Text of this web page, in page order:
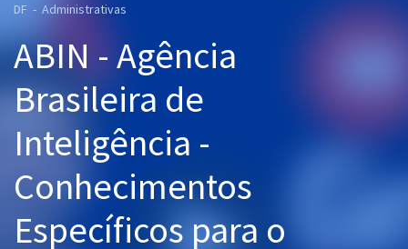
Cursos 20% OFF
Pós
Graduação
OAB
DF - Administrativas
ABIN - Agência
Brasileira de
Inteligência -
Conhecimentos
Específicos para o